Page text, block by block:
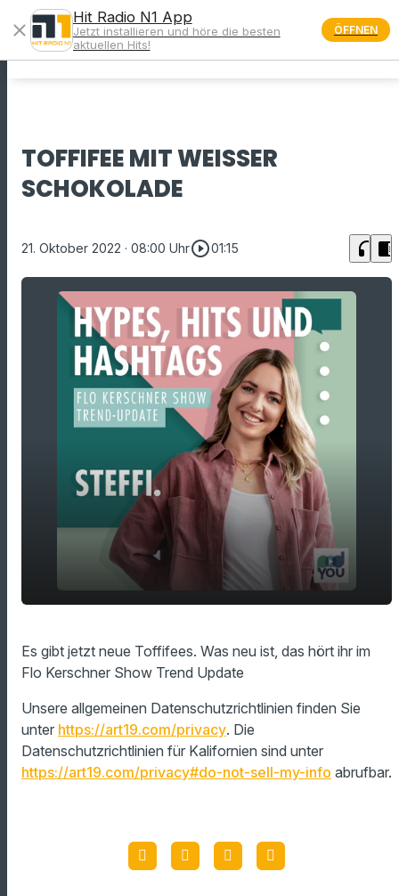
menu
TOFFIFEE MIT WEISSER S
CHOKOLADE
21. Oktober 2022 · 08:00 Uhrplay_circle_outline01:15 headphones chrome_reader_mode
play_arrow
00:00
Es gibt jetzt neue Toffifees. Was neu ist, das hört ihr im
Flo Kerschner Show Trend Update
Unsere allgemeinen Datenschutzrichtlinien finden Sie
unter https://art19.com/privacy. Die
Datenschutzrichtlinien für Kalifornien sind unter
https://art19.com/privacy#do-not-sell-my-info abrufbar.
close
Hit Radio N1 App
Jetzt installieren und höre die besten
aktuellen Hits!
ÖFFNEN